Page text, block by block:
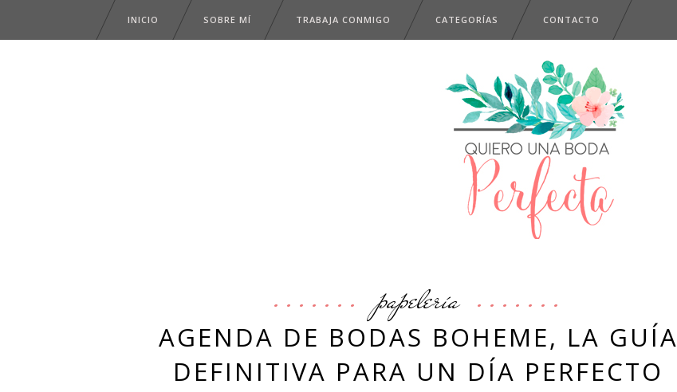
INICIO SOBRE MÍ TRABAJA CONMIGO CATEGORÍAS CONTACTO
papelería
AGENDA DE BODAS BOHEME, LA GUÍA
DEFINITIVA PARA UN DÍA PERFECTO